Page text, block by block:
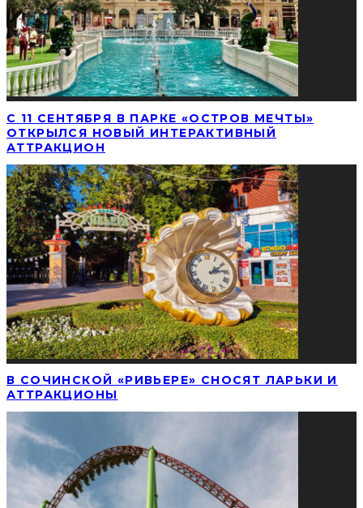
С 11 СЕНТЯБРЯ В ПАРКЕ «ОСТРОВ МЕЧТЫ»
ОТКРЫЛСЯ НОВЫЙ ИНТЕРАКТИВНЫЙ
АТТРАКЦИОН
В СОЧИНСКОЙ «РИВЬЕРЕ» СНОСЯТ ЛАРЬКИ И
АТТРАКЦИОНЫ